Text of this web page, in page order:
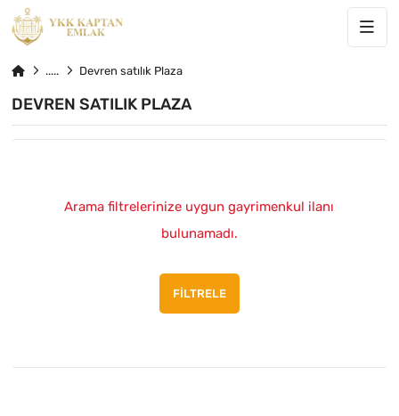
Devren satılık Plaza
DEVREN SATILIK PLAZA
Arama filtrelerinize uygun gayrimenkul ilanı
bulunamadı.
FILTRELE